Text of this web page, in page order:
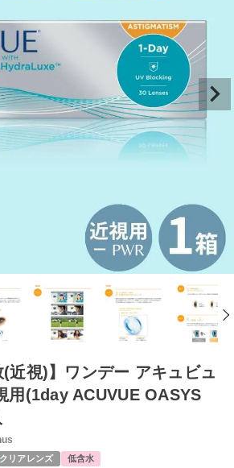
(近視)】ワンデー アキュビュ
用(1day ACUVUE OASYS
クリアレンズ 低含水